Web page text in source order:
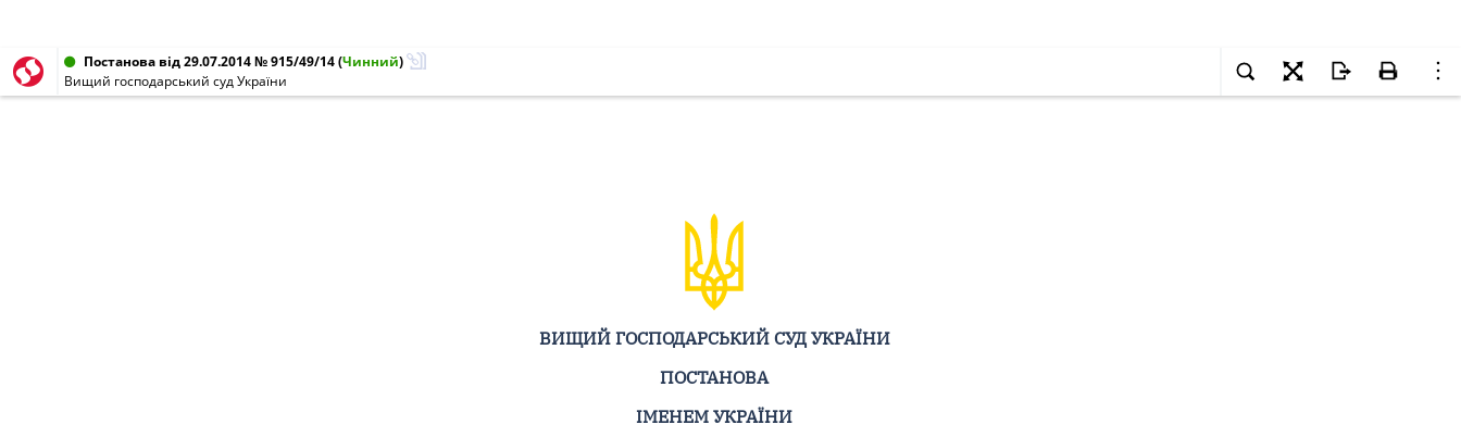
Постанова від 29.07.2014 № 915/49/14(Чинний)
Вищий господарський суд України
ВИЩИЙ ГОСПОДАРСЬКИЙ СУД УКРАЇНИ
ПОСТАНОВА
ІМЕНЕМ УКРАЇНИ